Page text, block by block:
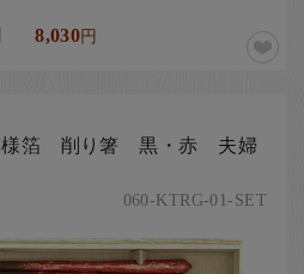
8,030円
様箔 削り箸 黒・赤 夫婦
060-KTRG-01-SET